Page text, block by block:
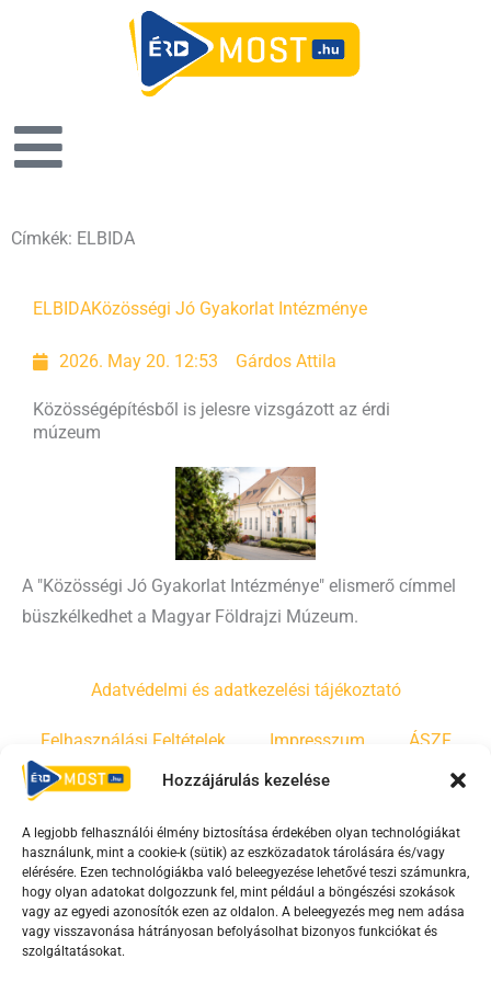
Hozzájárulás kezelése
A legjobb felhasználói élmény biztosítása érdekében olyan technológiákat
használunk, mint a cookie-k (sütik) az eszközadatok tárolására és/vagy
elérésére. Ezen technológiákba való beleegyezése lehetővé teszi számunkra,
hogy olyan adatokat dolgozzunk fel, mint például a böngészési szokások
vagy az egyedi azonosítók ezen az oldalon. A beleegyezés meg nem adása
vagy visszavonása hátrányosan befolyásolhat bizonyos funkciókat és
szolgáltatásokat.
Címkék: ELBIDA
ELBIDAKözösségi Jó Gyakorlat Intézménye
2026. May 20. 12:53 Gárdos Attila
Közösségépítésből is jelesre vizsgázott az érdi
múzeum
A "Közösségi Jó Gyakorlat Intézménye" elismerő címmel
büszkélkedhet a Magyar Földrajzi Múzeum.
Adatvédelmi és adatkezelési tájékoztató
Felhasználási Feltételek Impresszum ÁSZF
Irányelvek Moderálási szabályzat
F
a
c
e
Y
o
u
t
T
i
k